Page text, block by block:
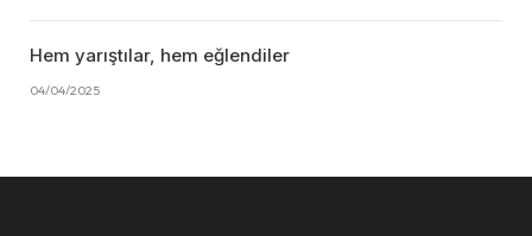
Hem yarıştılar, hem eğlendiler
04/04/2025